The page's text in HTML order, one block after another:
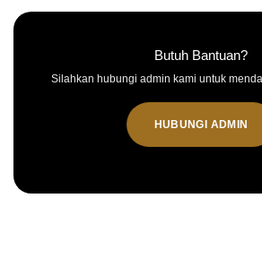
Butuh Bantuan?
Silahkan hubungi admin kami untuk
HUBUNGI ADMIN